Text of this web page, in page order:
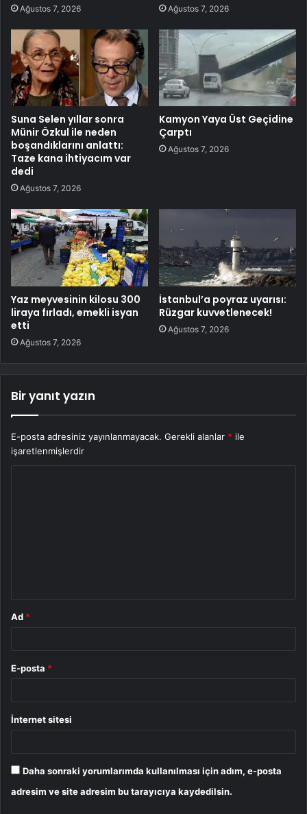
Ağustos 7, 2026 Ağustos 7, 2026
Suna Selen yıllar sonra
Münir Özkul ile neden
boşandıklarını anlattı:
Taze kana ihtiyacım var
dedi
Ağustos 7, 2026
Kamyon Yaya Üst Geçidine
Çarptı
Ağustos 7, 2026
Yaz meyvesinin kilosu 300
liraya fırladı, emekli isyan
etti
Ağustos 7, 2026
İstanbul’a poyraz uyarısı:
Rüzgar kuvvetlenecek!
Ağustos 7, 2026
Bir yanıt yazın
E-posta adresiniz yayınlanmayacak. Gerekli alanlar * ile
işaretlenmişlerdir
Ad *
E-posta *
İnternet sitesi
Daha sonraki yorumlarımda kullanılması için adım, e-posta
adresim ve site adresim bu tarayıcıya kaydedilsin.